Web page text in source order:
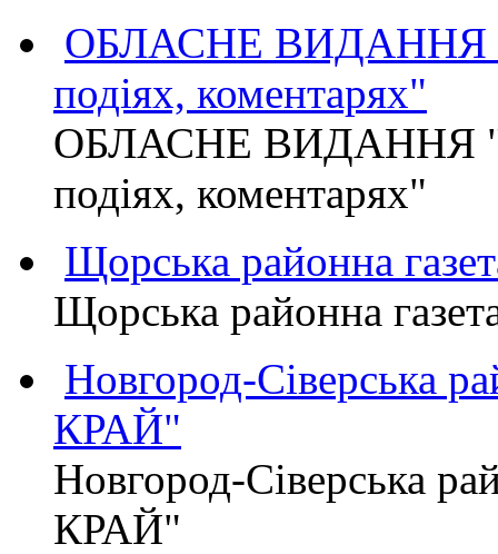
ОБЛАСНЕ ВИДАННЯ
подіях, коментарях"
ОБЛАСНЕ ВИДАННЯ
подіях, коментарях"
Щорська районна
Щорська районна
Новгород-Сіверська
КРАЙ"
Новгород-Сіверська
КРАЙ"